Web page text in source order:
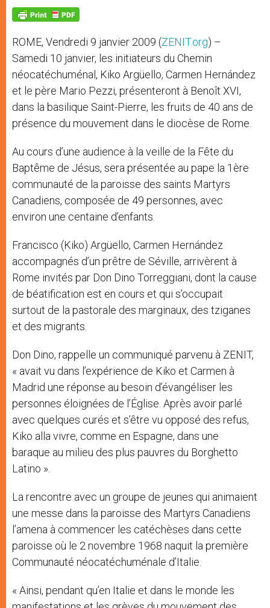
p
p
g
e
o
k
ROME, Vendredi 9 janvier 2009 (ZENIT.org) –
Samedi 10 janvier, les initiateurs du Chemin
néocatéchuménal, Kiko Argüello, Carmen Hernández
et le père Mario Pezzi, présenteront à Benoît XVI,
dans la basilique Saint-Pierre, les fruits de 40 ans de
présence du mouvement dans le diocèse de Rome.
Au cours d’une audience à la veille de la Fête du
Baptême de Jésus, sera présentée au pape la 1ère
communauté de la paroisse des saints Martyrs
Canadiens, composée de 49 personnes, avec
environ une centaine d’enfants.
Francisco (Kiko) Argüello, Carmen Hernández
accompagnés d’un prêtre de Séville, arrivèrent à
Rome invités par Don Dino Torreggiani, dont la cause
de béatification est en cours et qui s’occupait
surtout de la pastorale des marginaux, des tziganes
et des migrants.
Don Dino, rappelle un communiqué parvenu à ZENIT,
« avait vu dans l’expérience de Kiko et Carmen à
Madrid une réponse au besoin d’évangéliser les
personnes éloignées de l’Église. Après avoir parlé
avec quelques curés et s’être vu opposé des refus,
Kiko alla vivre, comme en Espagne, dans une
baraque au milieu des plus pauvres du Borghetto
Latino ».
La rencontre avec un groupe de jeunes qui animaient
une messe dans la paroisse des Martyrs Canadiens
l’amena à commencer les catéchèses dans cette
paroisse où le 2 novembre 1968 naquit la première
Communauté néocatéchuménale d’Italie.
« Ainsi, pendant qu’en Italie et dans le monde les